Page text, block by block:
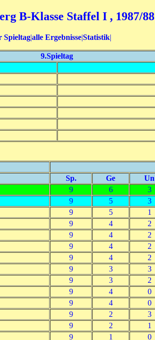
B-Klasse Staffel I , 1987/88
Spieltag|alle Ergebnisse|Statistik|
9.Spieltag
Sp. Ge Un
9 6 3
9 5 3
9 5 1
9 4 2
9 4 2
9 4 2
9 4 2
9 3 3
9 3 2
9 4 0
9 4 0
9 2 3
9 2 1
9 1 0